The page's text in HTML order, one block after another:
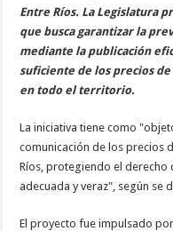
Entre Ríos. La Legislatura
que busca garantizar la
mediante la publicación
suficiente de los precios
en todo el territorio.
La iniciativa tiene como
comunicación de los precios
Ríos, protegiendo el derecho
adecuada y veraz", según se
El proyecto fue impulsado